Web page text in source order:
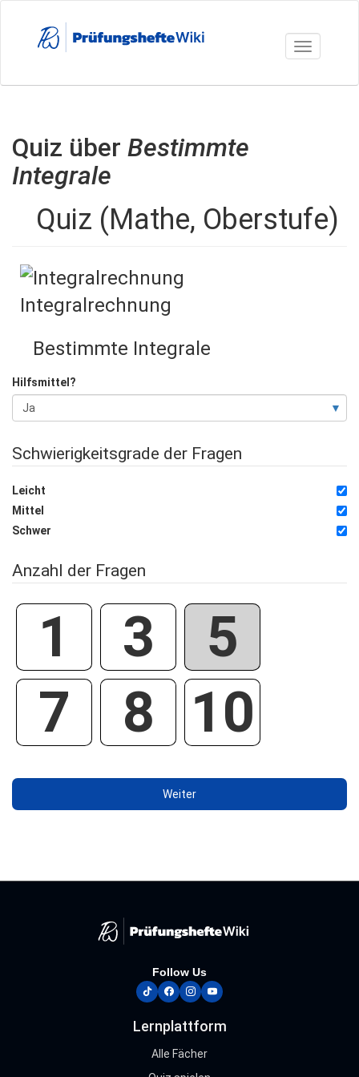
Toggle
Quiz über Bestimmte
Integrale
Quiz (Mathe, Oberstufe)
Integralrechnung
Bestimmte Integrale
Hilfsmittel?
Schwierigkeitsgrade der Fragen
Leicht
Mittel
Schwer
Anzahl der Fragen
1 3
5
7
8 10
Follow Us
tiktokfacebook
instagram
youtube
Lernplattform
Alle Fächer